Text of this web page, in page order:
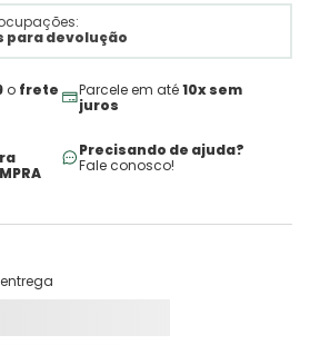
para devolução
o frete
Parcele em até10x sem
juros
Precisando de ajuda?
Fale conosco!